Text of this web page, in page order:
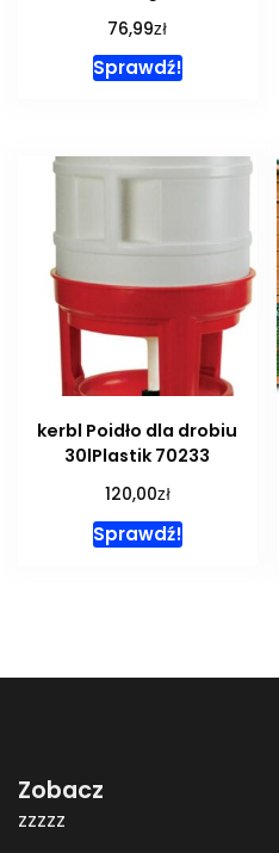
76,99zł
Sprawdź!
kerbl Poidło dla drobiu
30lPlastik 70233
120,00zł
Sprawdź!
Zobacz
zzzzz